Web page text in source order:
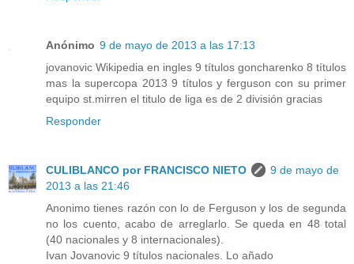
Anónimo 9 de mayo de 2013 a las 17:13
jovanovic Wikipedia en ingles 9 títulos goncharenko 8 títulos
mas la supercopa 2013 9 títulos y ferguson con su primer
equipo st.mirren el titulo de liga es de 2 división gracias
Responder
CULIBLANCO por FRANCISCO NIETO
9 de mayo de
2013 a las 21:46
Anonimo tienes razón con lo de Ferguson y los de segunda
no los cuento, acabo de arreglarlo. Se queda en 48 total
(40 nacionales y 8 internacionales).
Ivan Jovanovic 9 títulos nacionales. Lo añado